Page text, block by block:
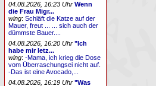
04.08.2026, 16:23 Uhr Wenn
die Frau Migr...
wing:Schläft die Katze auf der
Mauer, freut ... ... sich auch der
dümmste Bauer....
04.08.2026, 16:20 Uhr "Ich
habe mir letz...
wing:-Mama, ich krieg die Dose
vom Überraschungsei nicht auf.
-Das ist eine Avocado,...
04.08.2026, 16:19 Uhr "Was